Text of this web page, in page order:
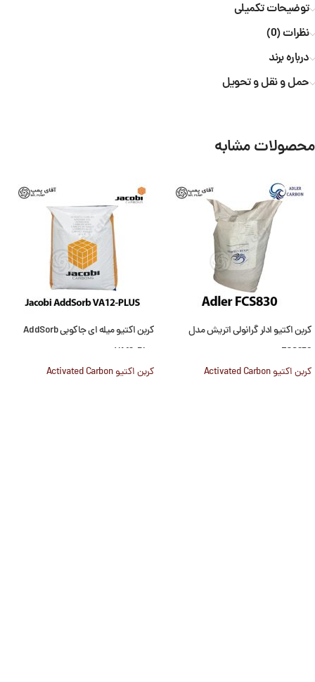
توضیحات تکمیلی
نظرات (0)
درباره برند
حمل و نقل و تحویل
محصولات مشابه
کربن اکتیو ادلر گرانولی اتریش مدل
FCS830
کربن اکتیو Activated Carbon
کربن اکتیو میله ای جاکوبی AddSorb
VA12-Plus
کربن اکتیو Activated Carbon